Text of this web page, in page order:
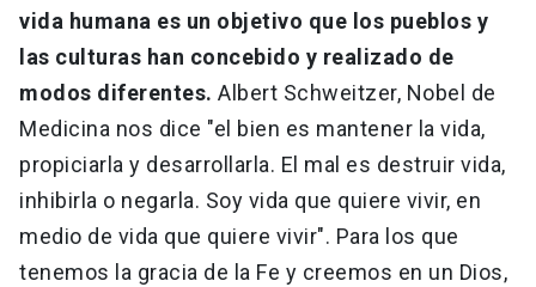
vida humana es un objetivo que los pueblos y
las culturas han concebido y realizado de
modos diferentes. Albert Schweitzer, Nobel de
Medicina nos dice "el bien es mantener la vida,
propiciarla y desarrollarla. El mal es destruir vida,
inhibirla o negarla. Soy vida que quiere vivir, en
medio de vida que quiere vivir". Para los que
tenemos la gracia de la Fe y creemos en un Dios,